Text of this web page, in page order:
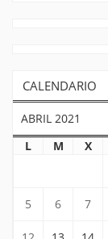
CALENDARIO
ABRIL 2021
L
M X
5 6 7